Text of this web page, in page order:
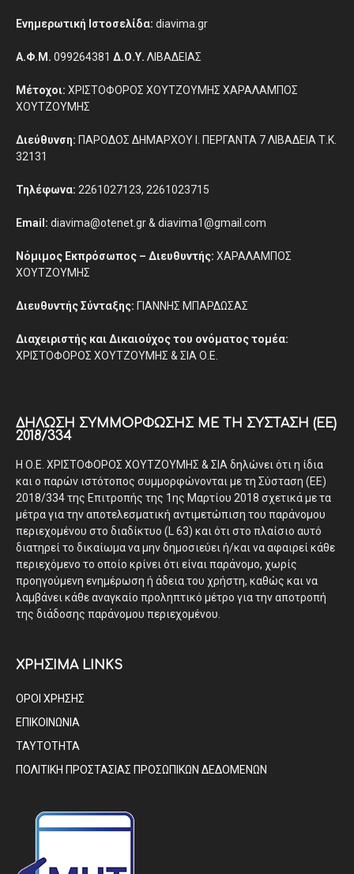
Ενημερωτική Ιστοσελίδα: diavima.gr
Α.Φ.Μ. 099264381 Δ.Ο.Υ. ΛΙΒΑΔΕΙΑΣ
Μέτοχοι: ΧΡΙΣΤΟΦΟΡΟΣ ΧΟΥΤΖΟΥΜΗΣ ΧΑΡΑΛΑΜΠΟΣ
ΧΟΥΤΖΟΥΜΗΣ
Διεύθυνση: ΠΑΡΟΔΟΣ ΔΗΜΑΡΧΟΥ Ι. ΠΕΡΓΑΝΤΑ 7 ΛΙΒΑΔΕΙΑ Τ.Κ.
32131
Τηλέφωνα: 2261027123, 2261023715
Email: diavima@otenet.gr & diavima1@gmail.com
Νόμιμος Εκπρόσωπος – Διευθυντής: ΧΑΡΑΛΑΜΠΟΣ
ΧΟΥΤΖΟΥΜΗΣ
Διευθυντής Σύνταξης: ΓΙΑΝΝΗΣ ΜΠΑΡΔΩΣΑΣ
Διαχειριστής και Δικαιούχος του ονόματος τομέα:
ΧΡΙΣΤΟΦΟΡΟΣ ΧΟΥΤΖΟΥΜΗΣ & ΣΙΑ Ο.Ε.
ΔΉΛΩΣΗ ΣΥΜΜΌΡΦΩΣΗΣ ΜΕ ΤΗ ΣΎΣΤΑΣΗ (ΕΕ)
2018/334
Η Ο.Ε. ΧΡΙΣΤΟΦΟΡΟΣ ΧΟΥΤΖΟΥΜΗΣ & ΣΙΑ δηλώνει ότι η ίδια
και ο παρών ιστότοπος συμμορφώνονται με τη Σύσταση (ΕΕ)
2018/334 της Επιτροπής της 1ης Μαρτίου 2018 σχετικά με τα
μέτρα για την αποτελεσματική αντιμετώπιση του παράνομου
περιεχομένου στο διαδίκτυο (L 63) και ότι στο πλαίσιο αυτό
διατηρεί το δικαίωμα να μην δημοσιεύει ή/και να αφαιρεί κάθε
περιεχόμενο το οποίο κρίνει ότι είναι παράνομο, χωρίς
προηγούμενη ενημέρωση ή άδεια του χρήστη, καθώς και να
λαμβάνει κάθε αναγκαίο προληπτικό μέτρο για την αποτροπή
της διάδοσης παράνομου περιεχομένου.
ΧΡΗΣΙΜΑ LINKS
ΟΡΟΙ ΧΡΗΣΗΣ
ΕΠΙΚΟΙΝΩΝΙΑ
ΤΑΥΤΟΤΗΤΑ
ΠΟΛΙΤΙΚΗ ΠΡΟΣΤΑΣΙΑΣ ΠΡΟΣΩΠΙΚΩΝ ΔΕΔΟΜΕΝΩΝ